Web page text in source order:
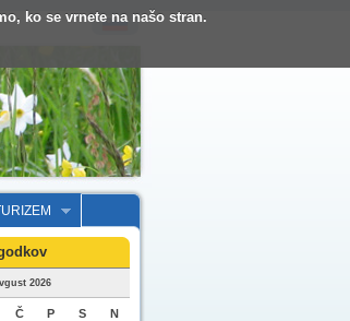
ko se vrnete na našo stran.
2026
Č P S N